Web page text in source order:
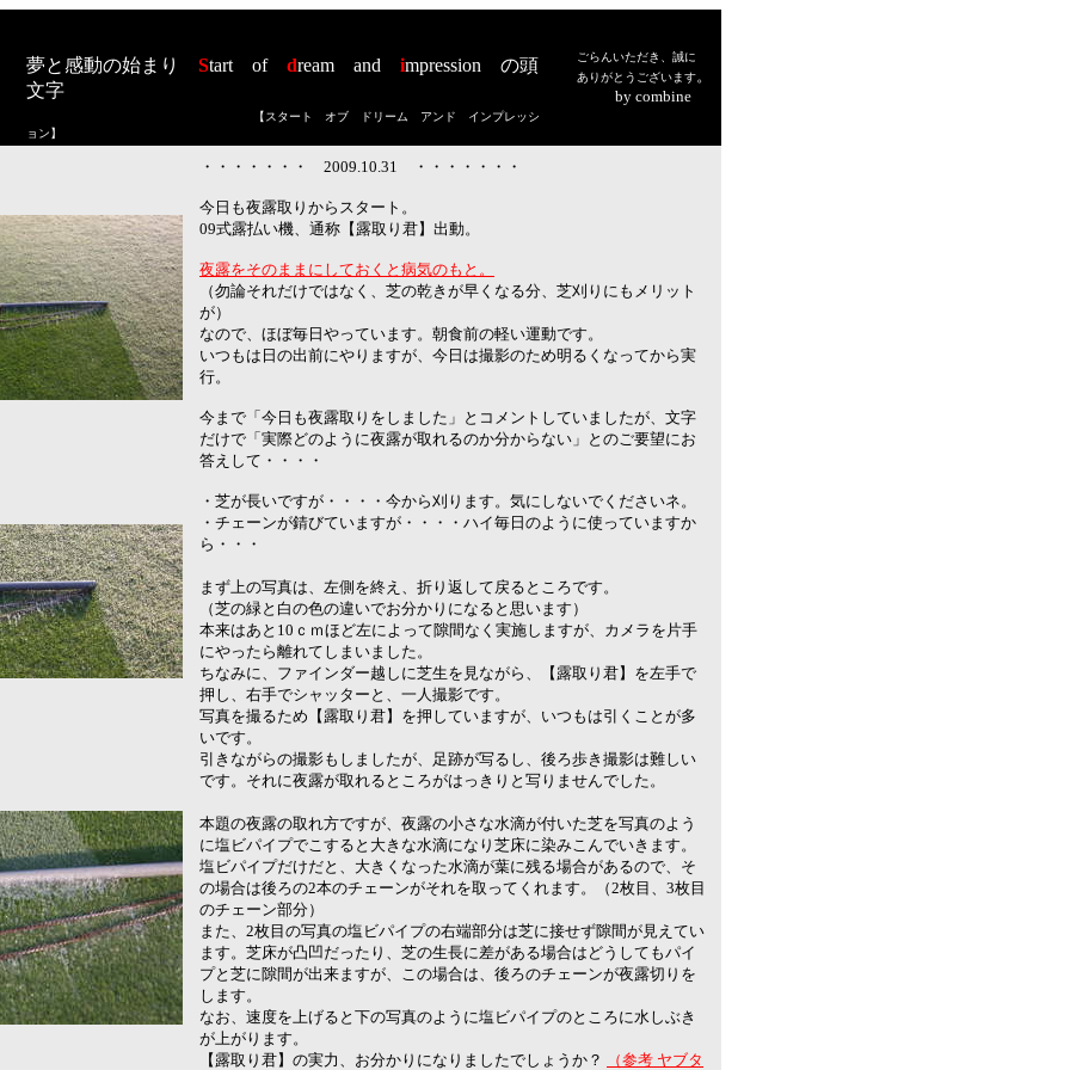
夢と感動の始まり Start of dream and impression の頭
文字
ごらんいただき、誠に
ありがとうございます。
by combine
【スタート オブ ドリーム アンド インプレッシ
ョン】
・・・・・・・ 2009.10.31 ・・・・・・・
今 日も夜露取りからスタート。
09式露払い機、通称【露取り君】出動。
夜露をそのままにしておくと病気のもと。
（勿論それだけではなく、芝の乾きが早くなる分、芝刈りにもメリット
が）
なので、ほぼ毎日やっています。朝食前の軽い運動です。
いつもは日の出前にやりますが、今日は撮影のため明るくなってから実
行。
今まで「今日も夜露取りをしました」とコメントしていましたが、文字
だけで「実際どのように夜露が取れるのか分からない」とのご要望にお
答えして・・・・
・芝が長いですが・・・・今から刈ります。気にしないでくださいネ。
・チェーンが錆びていますが・・・・ハイ毎日のように使っていますか
ら・・・
まず上の写真は、左側を終え、折り返して戻るところです。
（芝の緑と白の色の違いでお分かりになると思います）
本来はあと10ｃｍほど左によって隙間なく実施しますが、カメラを片手
にやったら離れてしまいました。
ちなみに、ファインダー越しに芝生を見ながら、【露取り君】を左手で
押し、右手でシャッターと、一人撮影です。
写真を撮るため【露取り君】を押していますが、いつもは引くことが多
いです。
引きながらの撮影もしましたが、足跡が写るし、後ろ歩き撮影は難しい
です。それに夜露が取れるところがはっきりと写りませんでした。
本題の夜露の取れ方ですが、夜露の小さな水滴が付いた芝を写真のよう
に塩ビパイプでこすると大きな水滴になり芝床に染みこんでいきます。
塩ビパイプだけだと、大きくなった水滴が葉に残る場合があるので、そ
の場合は後ろの2本のチェーンがそれを取ってくれます。（2枚目、3枚目
のチェーン部分）
また、2枚目の写真の塩ビパイプの右端部分は芝に接せず隙間が見えてい
ます。芝床が凸凹だったり、芝の生長に差がある場合はどうしてもパイ
プと芝に隙間が出来ますが、この場合は、後ろのチェーンが夜露切りを
します。
なお、速度を上げると下の写真のように塩ビパイプのところに水しぶき
が上がります。
【露取り君】の実力、お分かりになりましたでしょうか？
（参考 ヤブタ